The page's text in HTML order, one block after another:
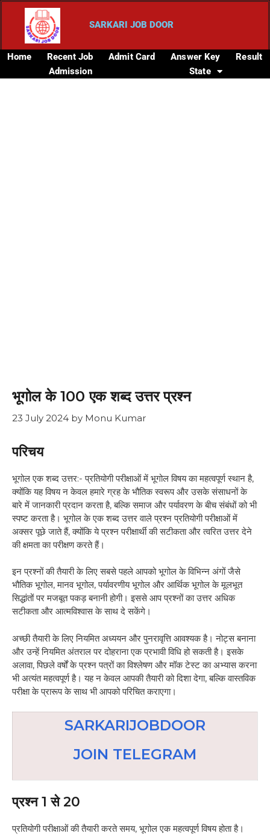
SARKARI JOB DOOR
Home Recent Job Admit Card Answer Key
Result
Admission
State
भूगोल के 100 एक शब्द उत्तर प्रश्न
23 July 2024 by Monu Kumar
परिचय
भूगोल एक शब्द उत्तर:- प्रतियोगी परीक्षाओं में भूगोल विषय का महत्वपूर्ण स्थान है,
क्योंकि यह विषय न केवल हमारे ग्रह के भौतिक स्वरूप और उसके संसाधनों के
बारे में जानकारी प्रदान करता है, बल्कि समाज और पर्यावरण के बीच संबंधों को भी
स्पष्ट करता है। भूगोल के एक शब्द उत्तर वाले प्रश्न प्रतियोगी परीक्षाओं में
अक्सर पूछे जाते हैं, क्योंकि ये प्रश्न परीक्षार्थी की सटीकता और त्वरित उत्तर देने
की क्षमता का परीक्षण करते हैं।
इन प्रश्नों की तैयारी के लिए सबसे पहले आपको भूगोल के विभिन्न अंगों जैसे
भौतिक भूगोल, मानव भूगोल, पर्यावरणीय भूगोल और आर्थिक भूगोल के मूलभूत
सिद्धांतों पर मजबूत पकड़ बनानी होगी। इससे आप प्रश्नों का उत्तर अधिक
सटीकता और आत्मविश्वास के साथ दे सकेंगे।
अच्छी तैयारी के लिए नियमित अध्ययन और पुनरावृत्ति आवश्यक है। नोट्स बनाना
और उन्हें नियमित अंतराल पर दोहराना एक प्रभावी विधि हो सकती है। इसके
अलावा, पिछले वर्षों के प्रश्न पत्रों का विश्लेषण और मॉक टेस्ट का अभ्यास करना
भी अत्यंत महत्वपूर्ण है। यह न केवल आपकी तैयारी को दिशा देगा, बल्कि वास्तविक
परीक्षा के प्रारूप के साथ भी आपको परिचित कराएगा।
SARKARIJOBDOOR
JOIN TELEGRAM
प्रश्न 1 से 20
प्रतियोगी परीक्षाओं की तैयारी करते समय, भूगोल एक महत्वपूर्ण विषय होता है।